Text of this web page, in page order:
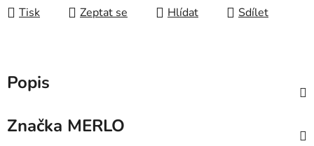
Tisk Zeptat se Hlídat Sdílet
Popis
Značka MERLO